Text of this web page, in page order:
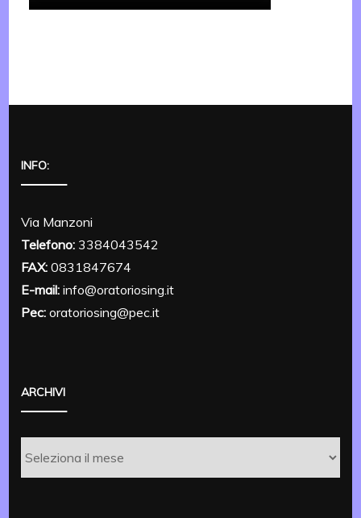
INFO:
Via Manzoni
Telefono: 3384043542
FAX: 0831847674
E-mail: info@oratoriosing.it
Pec: oratoriosing@pec.it
ARCHIVI